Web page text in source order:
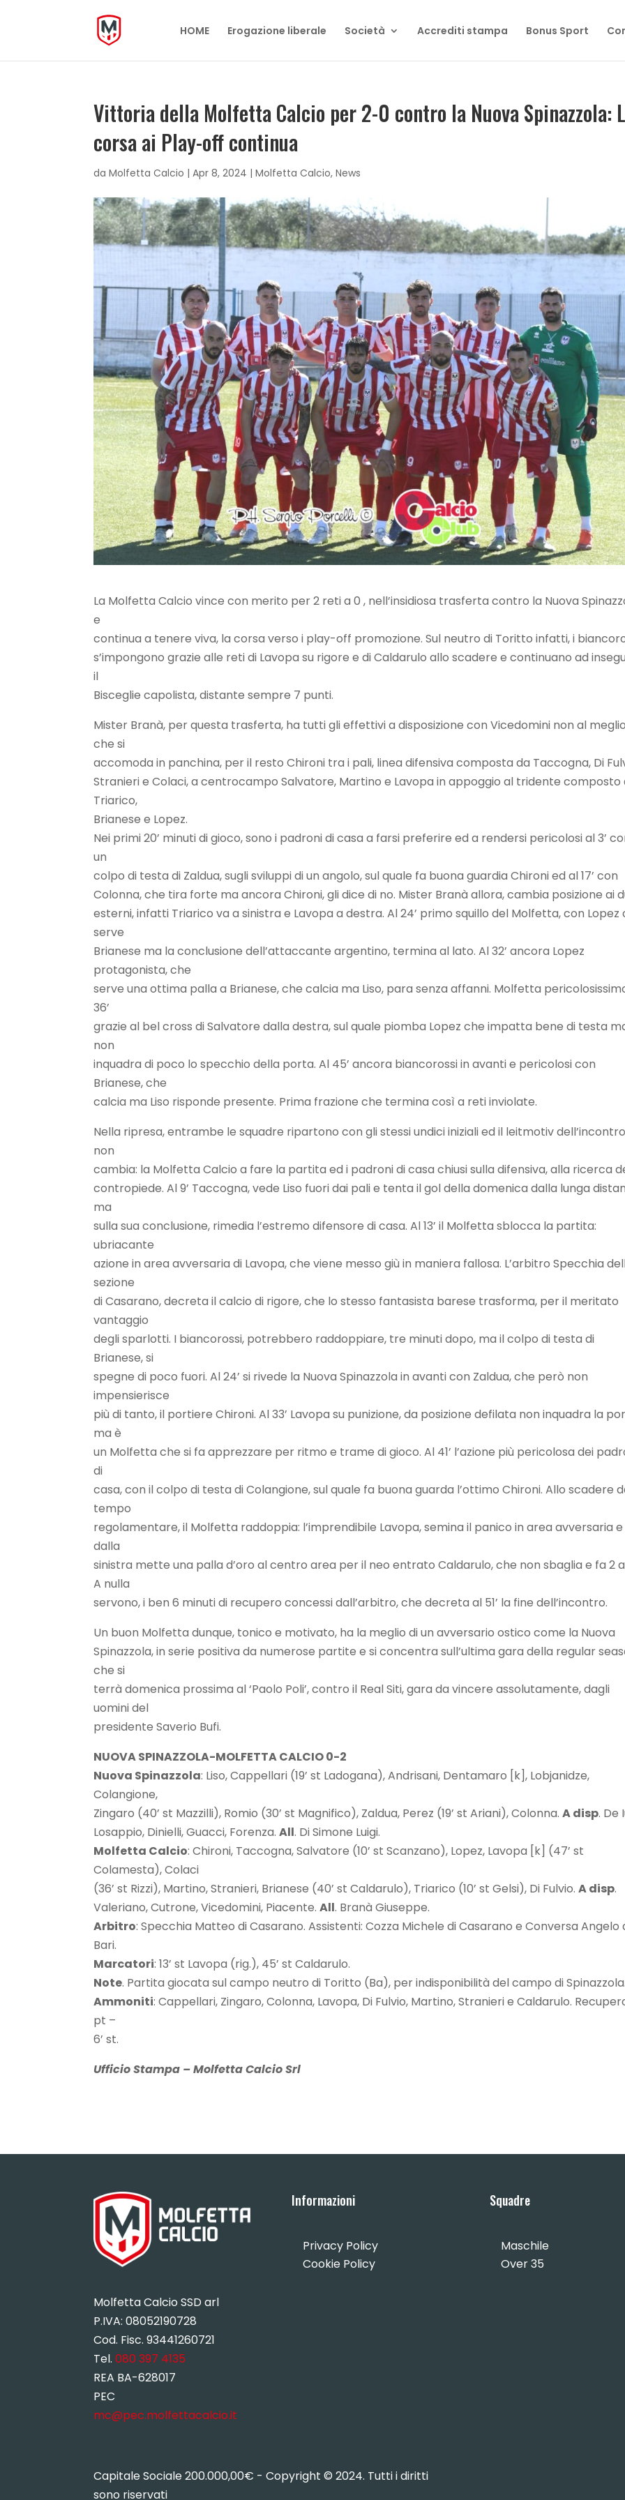
HOME Erogazione liberale Società Accrediti stampa Bonus Sport
Vittoria della Molfetta Calcio per 2-0 contro la Nuova Spinazzola:
corsa ai Play-off continua
daMolfetta Calcio |Apr 8, 2024 |Molfetta Calcio,News
La Molfetta Calcio vince con merito per 2 reti a 0 , nell’insidiosa trasferta contro la Nuova
e
continua a tenere viva, la corsa verso i play-off promozione. Sul neutro di Toritto infatti, i
s’impongono grazie alle reti di Lavopa su rigore e di Caldarulo allo scadere e continuano ad
il
Bisceglie capolista, distante sempre 7 punti.
Mister Branà, per questa trasferta, ha tutti gli effettivi a disposizione con Vicedomini non al meglio
che si
accomoda in panchina, per il resto Chironi tra i pali, linea difensiva composta da Taccogna, Di
Stranieri e Colaci, a centrocampo Salvatore, Martino e Lavopa in appoggio al tridente composto
Triarico,
Brianese e Lopez.
Nei primi 20’ minuti di gioco, sono i padroni di casa a farsi preferire ed a rendersi pericolosi al 3’
un
colpo di testa di Zaldua, sugli sviluppi di un angolo, sul quale fa buona guardia Chironi ed al 17’ con
Colonna, che tira forte ma ancora Chironi, gli dice di no. Mister Branà allora, cambia posizione ai
esterni, infatti Triarico va a sinistra e Lavopa a destra. Al 24’ primo squillo del Molfetta, con Lopez
serve
Brianese ma la conclusione dell’attaccante argentino, termina al lato. Al 32’ ancora Lopez
protagonista, che
serve una ottima palla a Brianese, che calcia ma Liso, para senza affanni. Molfetta
36’
grazie al bel cross di Salvatore dalla destra, sul quale piomba Lopez che impatta bene di testa
non
inquadra di poco lo specchio della porta. Al 45’ ancora biancorossi in avanti e pericolosi con
Brianese, che
calcia ma Liso risponde presente. Prima frazione che termina così a reti inviolate.
Nella ripresa, entrambe le squadre ripartono con gli stessi undici iniziali ed il leitmotiv dell’incontro
non
cambia: la Molfetta Calcio a fare la partita ed i padroni di casa chiusi sulla difensiva, alla ricerca
contropiede. Al 9’ Taccogna, vede Liso fuori dai pali e tenta il gol della domenica dalla lunga
ma
sulla sua conclusione, rimedia l’estremo difensore di casa. Al 13’ il Molfetta sblocca la partita:
ubriacante
azione in area avversaria di Lavopa, che viene messo giù in maniera fallosa. L’arbitro Specchia
sezione
di Casarano, decreta il calcio di rigore, che lo stesso fantasista barese trasforma, per il meritato
vantaggio
degli sparlotti. I biancorossi, potrebbero raddoppiare, tre minuti dopo, ma il colpo di testa di
Brianese, si
spegne di poco fuori. Al 24’ si rivede la Nuova Spinazzola in avanti con Zaldua, che però non
impensierisce
più di tanto, il portiere Chironi. Al 33’ Lavopa su punizione, da posizione defilata non inquadra la
ma è
un Molfetta che si fa apprezzare per ritmo e trame di gioco. Al 41’ l’azione più pericolosa dei
di
casa, con il colpo di testa di Colangione, sul quale fa buona guarda l’ottimo Chironi. Allo scadere
tempo
regolamentare, il Molfetta raddoppia: l’imprendibile Lavopa, semina il panico in area avversaria e
dalla
sinistra mette una palla d’oro al centro area per il neo entrato Caldarulo, che non sbaglia e fa 2
A nulla
servono, i ben 6 minuti di recupero concessi dall’arbitro, che decreta al 51’ la fine dell’incontro.
Un buon Molfetta dunque, tonico e motivato, ha la meglio di un avversario ostico come la Nuova
Spinazzola, in serie positiva da numerose partite e si concentra sull’ultima gara della regular
che si
terrà domenica prossima al ‘Paolo Poli’, contro il Real Siti, gara da vincere assolutamente, dagli
uomini del
presidente Saverio Bufi.
NUOVA SPINAZZOLA-MOLFETTA CALCIO 0-2
Nuova Spinazzola: Liso, Cappellari (19’ st Ladogana), Andrisani, Dentamaro [k], Lobjanidze,
Colangione,
Zingaro (40’ st Mazzilli), Romio (30’ st Magnifico), Zaldua, Perez (19’ st Ariani), Colonna.A disp. De
Losappio, Dinielli, Guacci, Forenza.All. Di Simone Luigi.
Molfetta Calcio: Chironi, Taccogna, Salvatore (10’ st Scanzano), Lopez, Lavopa [k] (47’ st
Colamesta), Colaci
(36’ st Rizzi), Martino, Stranieri, Brianese (40’ st Caldarulo), Triarico (10’ st Gelsi), Di Fulvio.A disp.
Valeriano, Cutrone, Vicedomini, Piacente.All. Branà Giuseppe.
Arbitro: Specchia Matteo di Casarano. Assistenti: Cozza Michele di Casarano e Conversa Angelo
Bari.
Marcatori: 13’ st Lavopa (rig.), 45’ st Caldarulo.
Note. Partita giocata sul campo neutro di Toritto (Ba), per indisponibilità del campo di Spinazzola.
Ammoniti: Cappellari, Zingaro, Colonna, Lavopa, Di Fulvio, Martino, Stranieri e Caldarulo.
pt –
6’ st.
Ufficio Stampa – Molfetta Calcio Srl
Molfetta Calcio SSD arl
P.IVA:08052190728
Cod. Fisc. 93441260721
Tel.080 397 4135
REA BA-628017
PEC
mc@pec.molfettacalcio.it
Informazioni
Privacy Policy
Cookie Policy
Squadre
Maschile
Over 35
Capitale Sociale 200.000,00€ - Copyright © 2024. Tutti i diritti
sono riservati